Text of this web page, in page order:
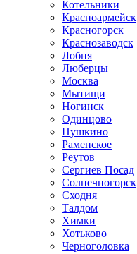
Котельники
Красноармейск
Красногорск
Краснозаводск
Лобня
Люберцы
Москва
Мытищи
Ногинск
Одинцово
Пушкино
Раменское
Реутов
Сергиев Посад
Солнечногорск
Сходня
Талдом
Химки
Хотьково
Черноголовка